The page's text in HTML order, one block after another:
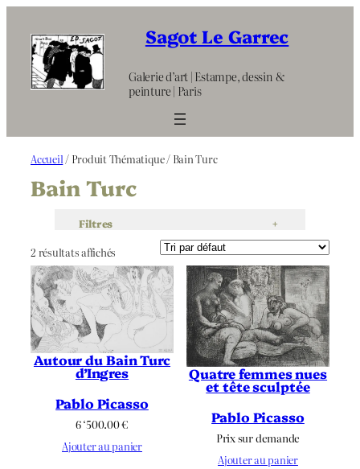
contenu
Sagot Le Garrec
Galerie d’art | Estampe, dessin &
peinture | Paris
Accueil / Produit Thématique / Bain Turc
Bain Turc
Filtres +
2 résultats affichés
Autour du Bain Turc
d’Ingres
Pablo Picasso
6 ‘500.00€
Ajouter au panier
Quatre femmes nues
et tête sculptée
Pablo Picasso
Prix sur demande
Ajouter au panier